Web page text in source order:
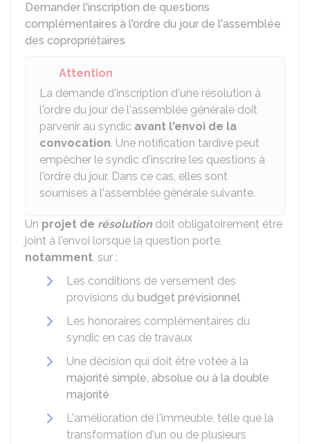
Demander l'inscription de questions
complémentaires à l'ordre du jour de l'assemblée
des copropriétaires
Attention
La demande d'inscription d'une résolution à
l'ordre du jour de l'assemblée générale doit
parvenir au syndic avant l'envoi de la
convocation. Une notification tardive peut
empêcher le syndic d'inscrire les questions à
l'ordre du jour. Dans ce cas, elles sont
soumises à l'assemblée générale suivante.
Un projet de résolutiondoit obligatoirement être
joint à l'envoi lorsque la question porte,
notamment, sur :
Les conditions de versement des
provisions du budget prévisionnel
Les honoraires complémentaires du
syndic en cas de travaux
Une décision qui doit être votée à la
majorité simple, absolue ou à la double
majorité
L'amélioration de l'immeuble, telle que la
transformation d'un ou de plusieurs